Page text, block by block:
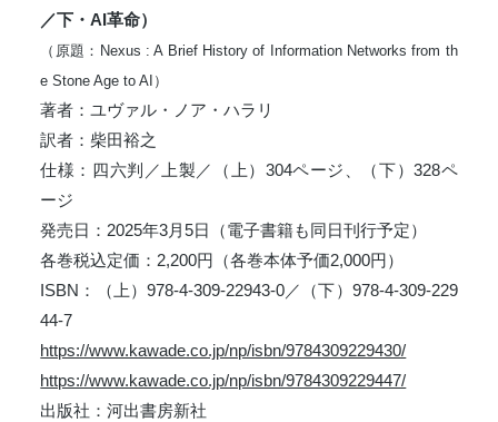
／下・AI革命）
（原題：Nexus : A Brief History of Information Networks from th
e Stone Age to AI）
著者：ユヴァル・ノア・ハラリ
訳者：柴田裕之
仕様：四六判／上製／（上）304ページ、（下）328ペ
ージ
発売⽇：2025年3⽉5日（電子書籍も同日刊行予定）
各巻税込定価：2,200円（各巻本体予価2,000円）
ISBN：（上）978-4-309-22943-0／（下）978-4-309-229
44-7
https://www.kawade.co.jp/np/isbn/9784309229430/
https://www.kawade.co.jp/np/isbn/9784309229447/
出版社：河出書房新社